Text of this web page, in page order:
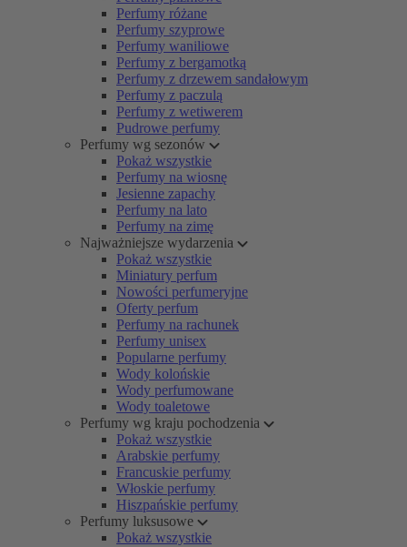
Perfumy różane
Perfumy szyprowe
Perfumy waniliowe
Perfumy z bergamotką
Perfumy z drzewem sandałowym
Perfumy z paczulą
Perfumy z wetiwerem
Pudrowe perfumy
Perfumy wg sezonów
Pokaż wszystkie
Perfumy na wiosnę
Jesienne zapachy
Perfumy na lato
Perfumy na zimę
Najważniejsze wydarzenia
Pokaż wszystkie
Miniatury perfum
Nowości perfumeryjne
Oferty perfum
Perfumy na rachunek
Perfumy unisex
Popularne perfumy
Wody kolońskie
Wody perfumowane
Wody toaletowe
Perfumy wg kraju pochodzenia
Pokaż wszystkie
Arabskie perfumy
Francuskie perfumy
Włoskie perfumy
Hiszpańskie perfumy
Perfumy luksusowe
Pokaż wszystkie